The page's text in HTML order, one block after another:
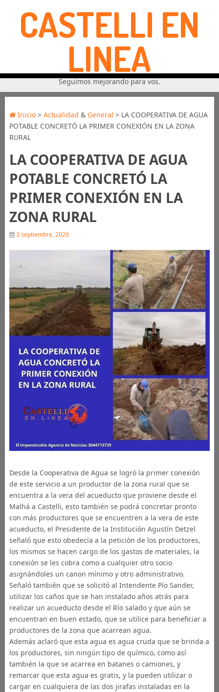
CASTELLI EN
LINEA
Seguimos mejorando para vos.
Inicio> Actualidad & General > LA COOPERATIVA DE AGUA
POTABLE CONCRETÓ LA PRIMER CONEXIÓN EN LA ZONA
RURAL
LA COOPERATIVA DE AGUA
POTABLE CONCRETÓ LA
PRIMER CONEXIÓN EN LA
ZONA RURAL
3 septiembre, 2020
Desde la Cooperativa de Agua se logró la primer conexión
de este servicio a un productor de la zona rural que se
encuentra a la vera del acueducto que proviene desde el
Malhá a Castelli, esto también se podrá concretar pronto
con más productores que se encuentren a la vera de este
acueducto, el Presidente de la Institución Agustín Detzel
señaló que esto obedecía a la petición de los productores,
los mismos se hacen cargo de los gastos de materiales, la
conexión se les cobra como a cualquier otro socio
asignándoles un canon mínimo y otro administrativo.
Señaló también que se solicitó al Intendente Pío Sander,
utilizar los caños que se han instalado años atrás para
realizar un acueducto desde el Río salado y que aún se
encuentran en buen estado, que se utilice para beneficiar a
productores de la zona que acarrean agua.
Además aclaró que esta agua es agua cruda que se brinda a
los productores, sin ningún tipo de químico, como así
también la que se acarrea en batanes o camiones, y
remarcar que esta agua es gratis, y la pueden utilizar o
cargar en cualquiera de las dos jirafas instaladas en la